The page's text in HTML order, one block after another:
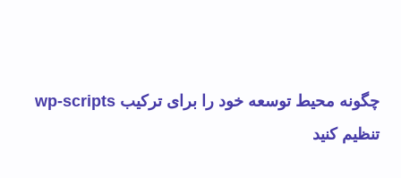
چگونه محیط توسعه خود را برای ترکیب wp-scripts
تنظیم کنید